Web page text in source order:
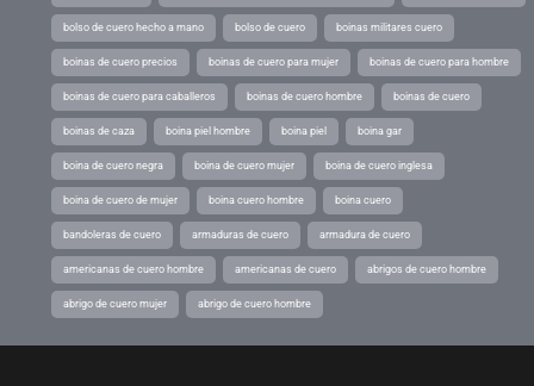
bolso de cuero hecho a mano bolso de cuero boinas militares cuero
boinas de cuero precios boinas de cuero para mujer boinas de cuero para hombre
boinas de cuero para caballeros boinas de cuero hombre boinas de cuero
boinas de caza boina piel hombre boina piel boina gar
boina de cuero negra boina de cuero mujer boina de cuero inglesa
boina de cuero de mujer boina cuero hombre boina cuero
bandoleras de cuero armaduras de cuero armadura de cuero
americanas de cuero hombre americanas de cuero abrigos de cuero hombre
abrigo de cuero mujer abrigo de cuero hombre